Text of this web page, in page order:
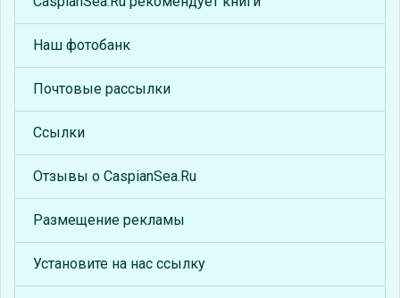
Наш фотобанк
Почтовые рассылки
Ссылки
Отзывы о CaspianSea.Ru
Размещение рекламы
Установите на нас ссылку